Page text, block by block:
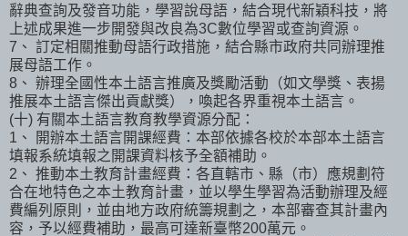
辭典查詢及發音功能，學習說母語，結合現代新穎科技，將
上述成果進一步開發與改良為3C數位學習或查詢資源。
7、 訂定相關推動母語行政措施，結合縣市政府共同辦理推
展母語工作。
8、 辦理全國性本土語言推廣及獎勵活動（如文學獎、表揚
推展本土語言傑出貢獻獎），喚起各界重視本土語言。
(十) 有關本土語言教育教學資源分配：
1、 開辦本土語言開課經費：本部依據各校於本部本土語言
填報系統填報之開課資料核予全額補助。
2、 推動本土教育計畫經費：各直轄市、縣（市）應規劃符
合在地特色之本土教育計畫，並以學生學習為活動辦理及經
費編列原則，並由地方政府統籌規劃之，本部審查其計畫內
容，予以經費補助，最高可達新臺幣200萬元。